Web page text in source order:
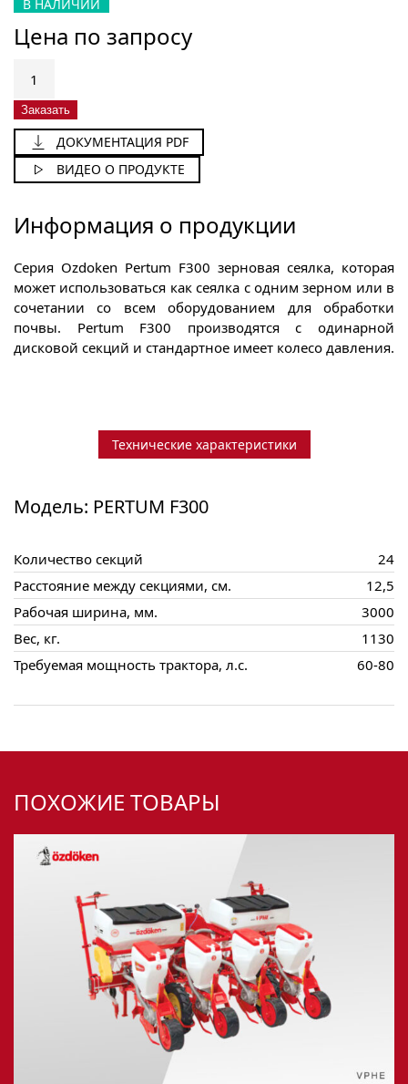
В НАЛИЧИИ
Цена по запросу
товара
Зерновая
сеялка
PERTUM
F300
Заказать
ДОКУМЕНТАЦИЯ PDF
ВИДЕО О ПРОДУКТЕ
Информация о продукции
Серия Ozdoken Pertum F300 зерновая сеялка, которая
может использоваться как сеялка с одним зерном или в
сочетании со всем оборудованием для обработки
почвы. Pertum F300 производятся с одинарной
дисковой секций и стандартное имеет колесо давления.
Технические характеристики
Модель: PERTUM F300
Количество секций
24
Расстояние между секциями, см.
12,5
Рабочая ширина, мм.
3000
Вес, кг.
1130
Требуемая мощность трактора, л.с.
60-80
ПОХОЖИЕ ТОВАРЫ